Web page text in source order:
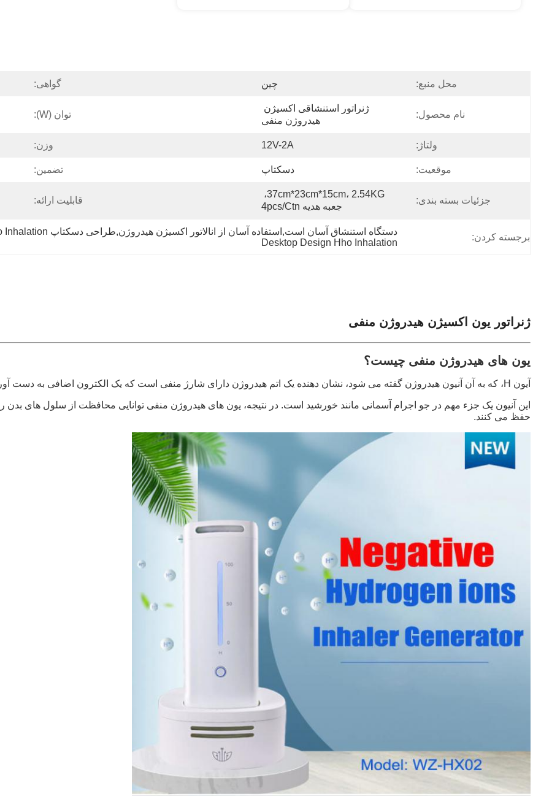
محل منبع: چین گواهی:
نام محصول:
هیدروژن منفی
توان (W):
ولتاژ: 12V-2A وزن:
موقعیت: دسکتاپ تضمین:
جزئیات بسته بندی:
جعبه هدیه 4pcs/ctn
قابلیت ارائه:
برجسته کردن:
دستگاه استنشاق آسان است,استفاده آسان از انالاتور اکسیژن هیدروژن,طراحی دسکتاپ Hho Inhalation
Desktop Design Hho Inhalation
ژنراتور یون اکسیژن هیدروژن منفی
یون های هیدروژن منفی چیست؟
آیون H، که به آن آنیون هیدروژن گفته می شود، نشان دهنده یک اتم هیدروژن دارای شارژ منفی است که یک الکترون اضافی به دست آورده است.
این آنیون یک جزء مهم در جو اجرام آسمانی مانند خورشید است. در نتیجه، یون های هیدروژن منفی توانایی محافظت از سلول های بدن
حفظ می کنند.